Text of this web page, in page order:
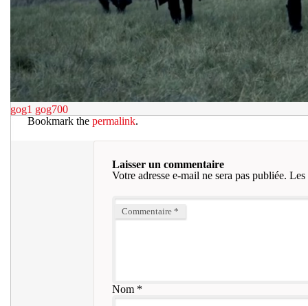
gog1 gog700
Bookmark the permalink.
Laisser un commentaire
Votre adresse e-mail ne sera pas publiée. Les
Commentaire *
Nom*